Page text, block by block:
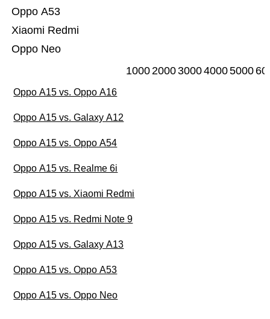
Oppo Neo
Xiaomi Redmi
Oppo A53
10002000300040005000
Oppo A15 vs. Oppo A16
Oppo A15 vs. Galaxy A12
Oppo A15 vs. Oppo A54
Oppo A15 vs. Realme 6i
Oppo A15 vs. Xiaomi Redmi
Oppo A15 vs. Redmi Note 9
Oppo A15 vs. Galaxy A13
Oppo A15 vs. Oppo A53
Oppo A15 vs. Oppo Neo